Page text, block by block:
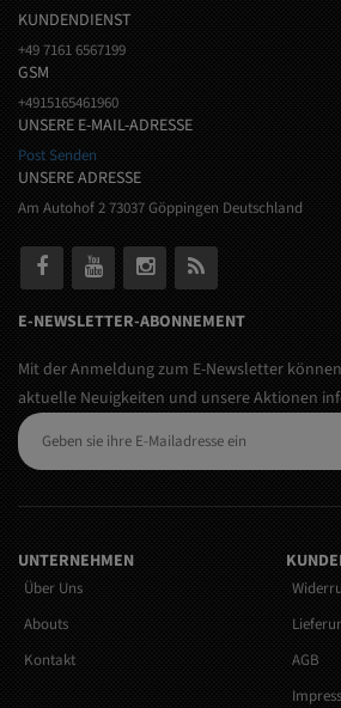
KUNDENDIENST
+49 7161 6567199
GSM
+4915165461960
UNSERE E-MAIL-ADRESSE
Post Senden
UNSERE ADRESSE
Am Autohof 2 73037 Göppingen Deutschland
E-NEWSLETTER-ABONNEMENT
Mit der Anmeldung zum E-Newsletter
aktuelle Neuigkeiten und unsere Aktionen
UNTERNEHMEN
Über Uns
Abouts
Kontakt
AGB